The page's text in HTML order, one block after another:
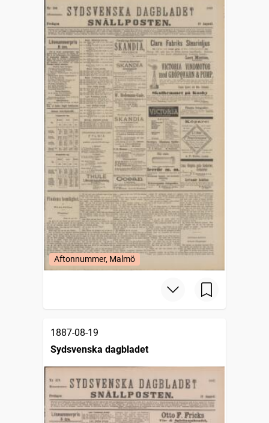
Aftonnummer, Malmö
1887-08-19
Sydsvenska dagbladet